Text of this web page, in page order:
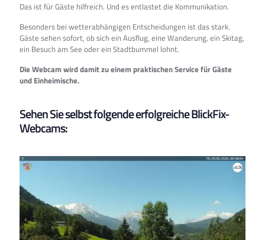
Das ist für Gäste hilfreich. Und es entlastet die Kommunikation.
Besonders bei wetterabhängigen Entscheidungen ist das stark.
Gäste sehen sofort, ob sich ein Ausflug, eine Wanderung, ein Skitag,
ein Besuch am See oder ein Stadtbummel lohnt.
Die Webcam wird damit zu einem praktischen Service für Gäste
und Einheimische.
Sehen Sie selbst folgende erfolgreiche BlickFix-
Webcams: